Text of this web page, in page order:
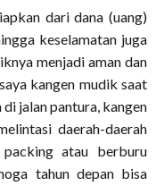
dari dana (uang)
keselamatan juga
menjadi aman dan
kangen mudik saat
jalan pantura, kangen
daerah-daerah
atau berburu
tahun depan bisa